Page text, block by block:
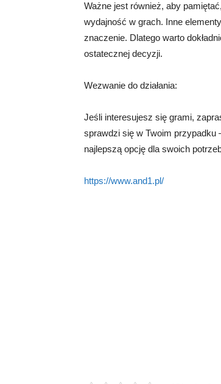
Ważne jest również, aby
wydajność w grach. Inne
znaczenie. Dlatego warto
ostatecznej decyzji.
Wezwanie do działania:
Jeśli interesujesz się grami,
sprawdzi się w Twoim przypadku
najlepszą opcję dla swoich
https://www.and1.pl/